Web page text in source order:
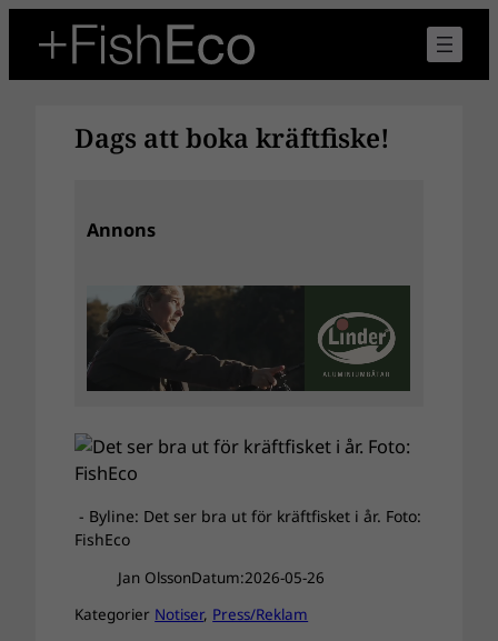
innehåll
Dags att boka kräftfiske!
Annons
- Byline: Det ser bra ut för kräftfisket i år. Foto:
FishEco
Jan OlssonDatum:2026-05-26
Kategorier Notiser, Press/Reklam